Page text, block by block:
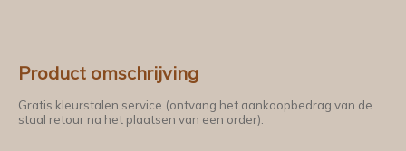
Product omschrijving
Gratis kleurstalen service (ontvang het aankoopbedrag van de
staal retour na het plaatsen van een order).